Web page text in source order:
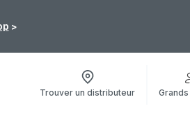
du 5 au 16 août
Trouver un distributeur